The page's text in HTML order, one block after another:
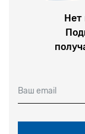
Нет
Ваш email